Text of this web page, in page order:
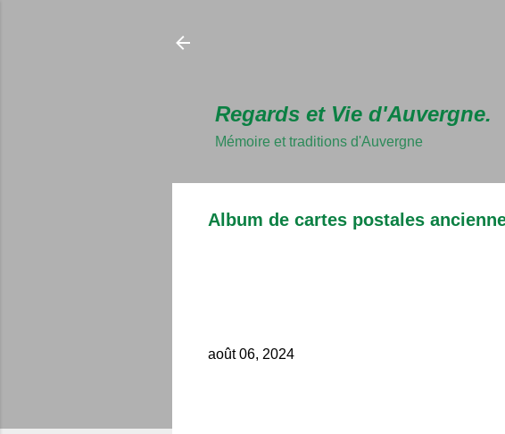
Regards et Vie d'Auvergne.
Mémoire et traditions d'Auvergne
Album de cartes postales
août 06, 2024